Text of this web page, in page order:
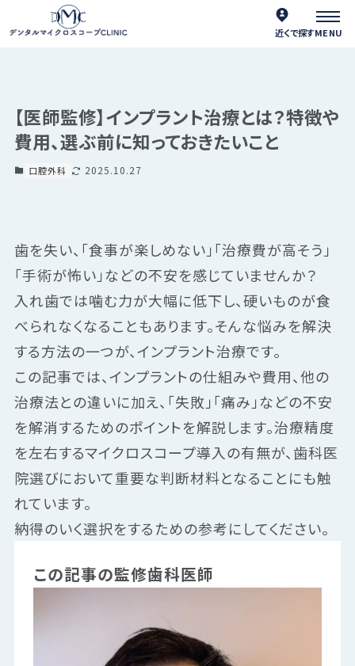
近くで探す
【医師監修】インプラント治療とは？特徴や
費用、選ぶ前に知っておきたいこと
口腔外科 2025.10.27
歯を失い、「食事が楽しめない」「治療費が高そう」
「手術が怖い」などの不安を感じていませんか？
入れ歯では噛む力が大幅に低下し、硬いものが食
べられなくなることもあります。そんな悩みを解決
する方法の一つが、インプラント治療です。
この記事では、インプラントの仕組みや費用、他の
治療法との違いに加え、「失敗」「痛み」などの不安
を解消するためのポイントを解説します。治療精度
を左右するマイクロスコープ導入の有無が、歯科医
院選びにおいて重要な判断材料となることにも触
れています。
納得のいく選択をするための参考にしてください。
この記事の監修歯科医師